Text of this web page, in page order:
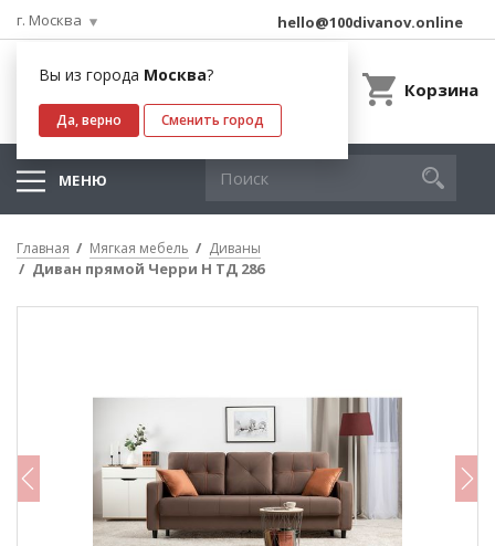
г. Москва
Вы из города Москва?
Да, верно Сменить город
hello@100divanov.online
Корзина
МЕНЮ
Главная Мягкая мебель Диваны
Диван прямой Черри Н ТД 286